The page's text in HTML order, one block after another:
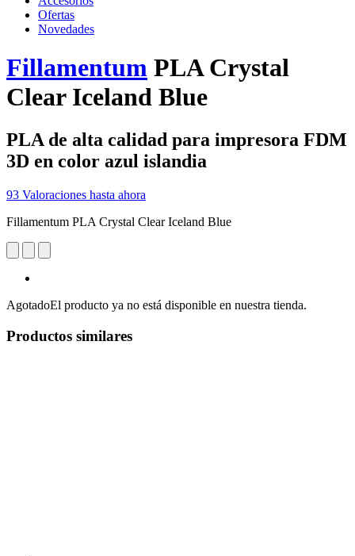
Ofertas
Novedades
Fillamentum PLA Crystal
Clear Iceland Blue
PLA de alta calidad para impresora FDM
3D en color azul islandia
93 Valoraciones hasta ahora
Fillamentum PLA Crystal Clear Iceland Blue
AgotadoEl producto ya no está disponible en nuestra tienda.
Productos similares